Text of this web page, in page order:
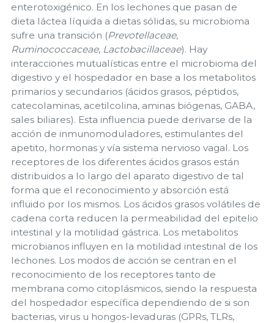
enterotoxigénico. En los lechones que pasan de
dieta láctea líquida a dietas sólidas, su microbioma
sufre una transición (Prevotellaceae,
Ruminococcaceae, Lactobacillaceae). Hay
interacciones mutualísticas entre el microbioma del
digestivo y el hospedador en base a los metabolitos
primarios y secundarios (ácidos grasos, péptidos,
catecolaminas, acetilcolina, aminas biógenas, GABA,
sales biliares). Esta influencia puede derivarse de la
acción de inmunomoduladores, estimulantes del
apetito, hormonas y vía sistema nervioso vagal. Los
receptores de los diferentes ácidos grasos están
distribuidos a lo largo del aparato digestivo de tal
forma que el reconocimiento y absorción está
influido por los mismos. Los ácidos grasos volátiles de
cadena corta reducen la permeabilidad del epitelio
intestinal y la motilidad gástrica. Los metabolitos
microbianos influyen en la motilidad intestinal de los
lechones. Los modos de acción se centran en el
reconocimiento de los receptores tanto de
membrana como citoplásmicos, siendo la respuesta
del hospedador específica dependiendo de si son
bacterias, virus u hongos-levaduras (GPRs, TLRs,